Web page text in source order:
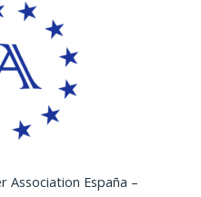
Association España –